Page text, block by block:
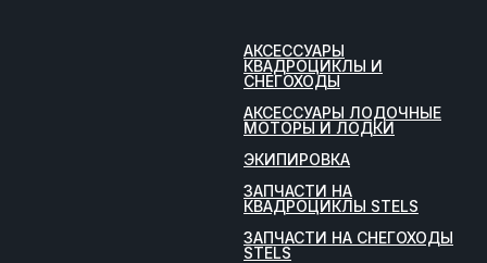
АКСЕССУАРЫ
КВАДРОЦИКЛЫ И
СНЕГОХОДЫ
АКСЕССУАРЫ ЛОДОЧНЫЕ
МОТОРЫ И ЛОДКИ
ЭКИПИРОВКА
ЗАПЧАСТИ НА
КВАДРОЦИКЛЫ STELS
ЗАПЧАСТИ НА СНЕГОХОДЫ
STELS